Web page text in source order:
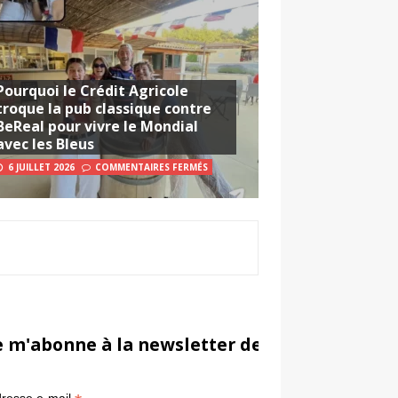
le Crédit Agricole
la pub classique contre
pour vivre le Mondial
les Bleus
6 JUILLET 2026 COMMENTAIRES FERMÉS
m'abonne à la newsletter de